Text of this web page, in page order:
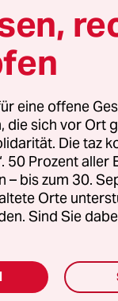
Namens – ist
vierten
er sich den
und um
mehr
Träume“,
eine offene
die sich vor Ort
Die taz
50 Prozent aller
– bis zum 30.
Orte
Sind Sie